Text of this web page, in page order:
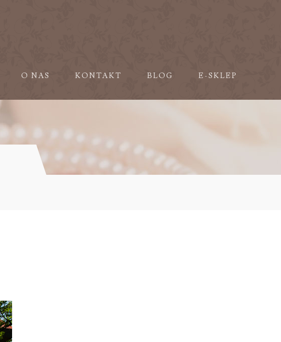
O NAS KONTAKT BLOG E-SKLEP